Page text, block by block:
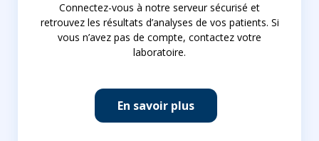
Connectez-vous à notre serveur sécurisé et
retrouvez les résultats d’analyses de vos patients. Si
vous n’avez pas de compte, contactez votre
laboratoire.
En savoir plus